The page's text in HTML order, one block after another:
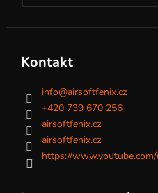
Kontakt
info@airsoftfenix.cz
+420 739 670 256
airsoftfenix.cz
airsoftfenix.cz
https://